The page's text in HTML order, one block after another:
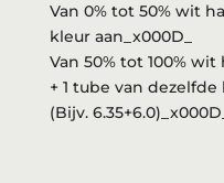
Van 0% tot 50% wit
kleur aan_x000D_
Van 50% tot 100%
+ 1 tube van
(Bijv. 6.35+6.0)_x000D_